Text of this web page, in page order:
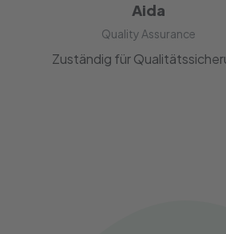
Aida
Quality Assurance
Zuständig für